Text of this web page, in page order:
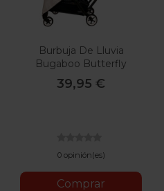
Burbuja De Lluvia
Bugaboo Butterfly
39,95 €
0 opinión(es)
Comprar